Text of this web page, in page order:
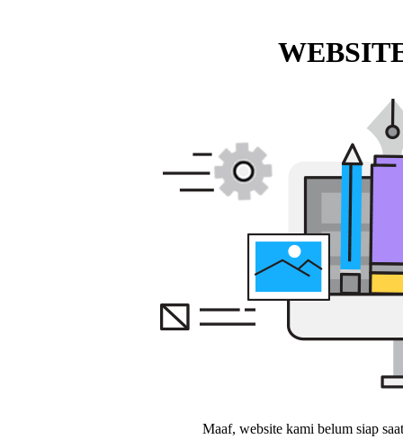
Maaf, website kami belum siap